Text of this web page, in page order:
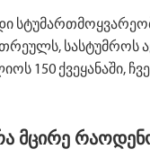
150 ქვეყანაში,
მცირე